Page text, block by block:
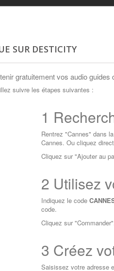
SUR DESTICITY
gratuitement vos audio guides
suivre les étapes suivantes :
1
Rentrez "Cannes" dans
Cannes. Ou cliquez
Cliquez sur "Ajouter au
2 Utilisez
Indiquez le code
code.
Cliquez sur
3 Créez
Saisissez votre adresse